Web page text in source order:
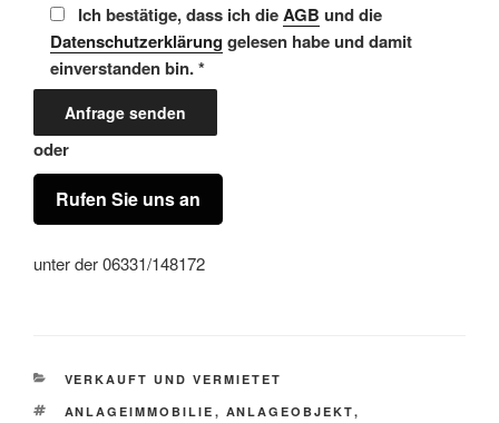
Ich bestätige, dass ich dieAGB und die
Datenschutzerklärunggelesen habe und damit
einverstanden bin. *
oder
Rufen Sie uns an
unter der 06331/148172
KATEGORIEN
VERKAUFT UND VERMIETET
SCHLAGWÖRTER
ANLAGEIMMOBILIE , ANLAGEOBJEKT,